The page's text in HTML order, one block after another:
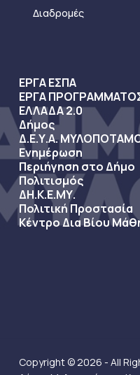
Διαδρομές
ΕΡΓΑ ΕΣΠΑ
ΕΡΓΑ
ΕΛΛΑΔΑ 2.0
Δήμος
Δ.Ε.Υ.Α.
Ενημέρωση
Περιήγηση στο Δήμο
Πολιτισμός
ΔΗ.Κ.Ε.ΜΥ.
Πολιτική Προστασία
Κέντρο Δια Βίου
Copyright © 2026 - All